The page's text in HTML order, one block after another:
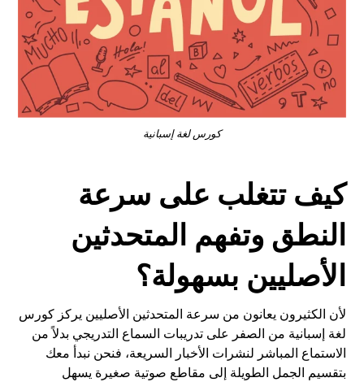
كورس لغة إسبانية
كيف تتغلب على سرعة
النطق وتفهم المتحدثين
الأصليين بسهولة؟
لأن الكثيرون يعانون من سرعة المتحدثين الأصليين يركز كورس
لغة إسبانية من الصفر على تدريبات السماع التدريجي بدلاً من
الاستماع المباشر لنشرات الأخبار السريعة، فنحن نبدأ معك
بتقسيم الجمل الطويلة إلى مقاطع صوتية صغيرة يسهل